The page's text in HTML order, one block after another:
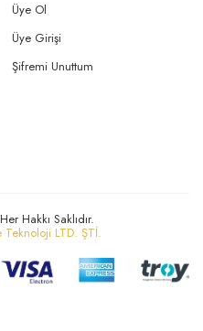
Üye Ol
Üye Girişi
Şifremi Unuttum
Hakkı Saklıdır.
Teknoloji LTD. ŞTİ.